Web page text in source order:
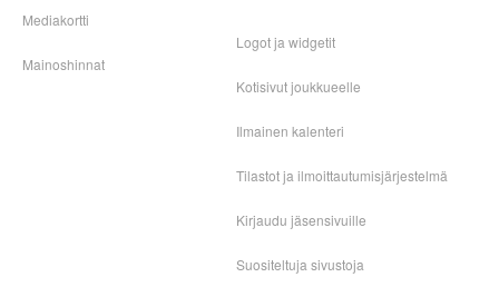
Mediakortti
Mainoshinnat
Logot ja widgetit
Kotisivut joukkueelle
Ilmainen kalenteri
Tilastot ja ilmoittautumisjärjestelmä
Kirjaudu jäsensivuille
Suositeltuja sivustoja